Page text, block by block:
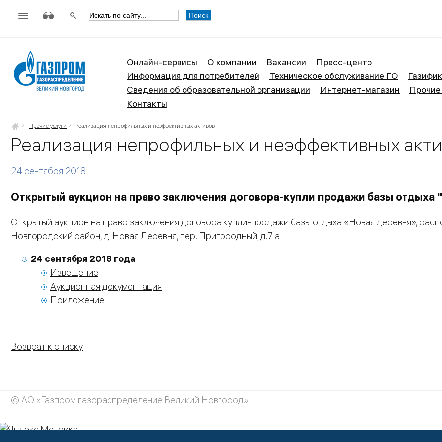
Онлайн-сервисы О компании Вакансии
Пресс-центр
Информация для потребителей
Техническое обслуживание ГО
Сведения об образовательной организации
Интернет-магазин
Прочие
Контакты
Прочие услуги Реализация непрофильных и неэффективных активов
Реализация непрофильных и неэффективных
24 сентября 2018
Открытый аукцион на право заключения договора-купли продажи базы отдыха
Открытый аукцион на право заключения договора купли-продажи базы отдыха «Новая деревня»,
Новгородский район, д. Новая Деревня, пер. Пригородный, д.7 а
24 сентября 2018 года
Извещение
Аукционная документация
Приложение
Возврат к списку
© АО «Газпром газораспределение Великий Новгород»